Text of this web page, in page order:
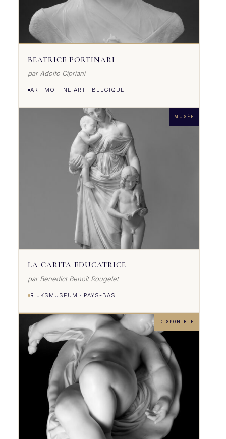
BEATRICE PORTINARI
par Adolfo Cipriani
ARTIMO FINE ART · BELGIQUE
MUSÉE
LA CARITA EDUCATRICE
par Benedict Benoît Rougelet
RIJKSMUSEUM · PAYS-BAS
DISPONIBLE